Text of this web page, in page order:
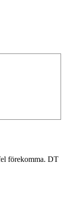
förekomma. DT